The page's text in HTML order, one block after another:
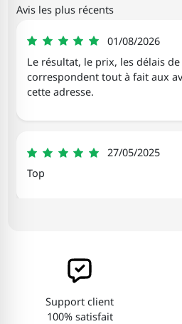
Avis les plus récents
Ngoc Luong
01/08/2026
5
Le résultat, le prix, les délais
correspondent tout à fait aux
cette adresse.
Helene
27/05/2025
5
Top
Support client
100% satisfait